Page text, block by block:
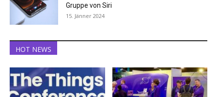
Gruppe von Siri
15. Jänner 2024
HOT NEWS